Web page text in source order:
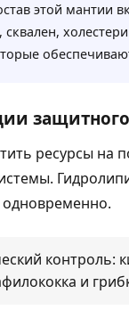
этой мантии
сквален,
ресурсы на
контроль:
и